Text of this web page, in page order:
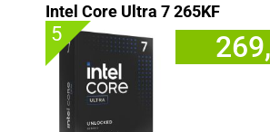
Intel Core Ultra 7 265KF
5